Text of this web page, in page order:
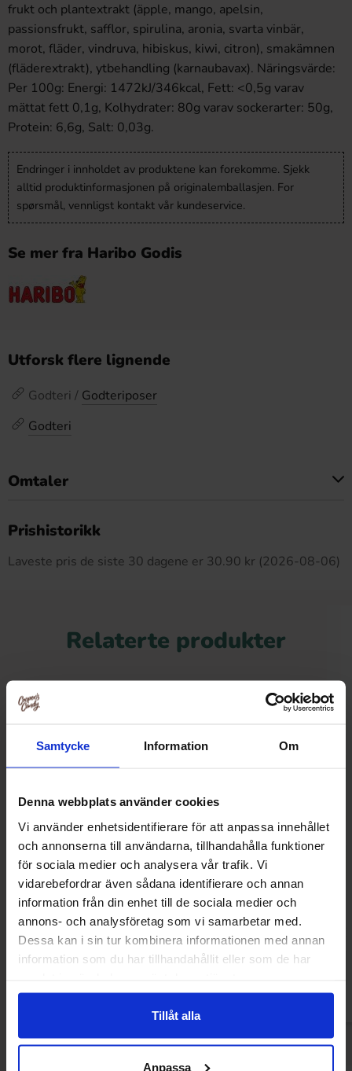
Samtycke Information Om
Denna webbplats använder cookies
Vi använder enhetsidentifierare för att anpassa innehållet
och annonserna till användarna, tillhandahålla funktioner
för sociala medier och analysera vår trafik. Vi
vidarebefordrar även sådana identifierare och annan
information från din enhet till de sociala medier och
annons- och analysföretag som vi samarbetar med.
Dessa kan i sin tur kombinera informationen med annan
information som du har tillhandahållit eller som de har
Tillåt alla
Anpassa
frukt och plantextrakt (äpple, mango, apelsin,
passionsfrukt, safflor, spirulina, aronia, svarta vinbär,
morot, fläder, vindruva, hibiskus, kiwi, citron), smakämnen
(fläderextrakt), ytbehandling (karnaubavax). Näringsvärde:
Per 100g: Energi: 1472kJ/346kcal, Fett: <0,5g varav
mättat fett 0,1g, Kolhydrater: 80g varav sockerarter: 50g,
Protein: 6,6g, Salt: 0,03g.
Endringer i innholdet av produktene kan forekomme. Sjekk
alltid produktinformasjonen på originalemballasjen. For
spørsmål, vennligst kontakt vår kundeservice.
Se mer fra Haribo Godis
Utforsk flere lignende
Godteri / Godteriposer
Godteri
Omtaler
Prishistorikk
Laveste pris de siste 30 dagene er 30.90 kr (2026-08-06)
Relaterte produkter
Haribo Party Mix 200g
52.90 kr
Kjøp
Haribo